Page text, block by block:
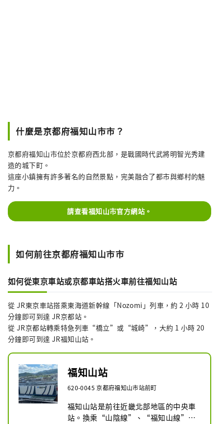
什麼是京都府福知山市市？
京都府福知山市位於京都府西北部，是戰國時代武將明智光秀建
造的城下町。
這座小鎮擁有許多著名的自然景點，完美融合了都市與鄉村的魅
力。
請查看福知山市官方網站。
如何前往京都府福知山市市
如何從東京車站或京都車站搭火車前往福知山站
從 JR東京車站搭乘東海道新幹線「Nozomi」列車，約 2 小時 10
分鐘即可到達 JR京都站。
從 JR京都站轉乘特急列車“橋立”或“城崎”，大約 1 小時 20
分鐘即可到達 JR福知山站。
福知山站
620-0045 京都府福知山市站前町
福知山站是前往近畿北部地區的中央車
站。換乘“山陰線”、“福知山線”、